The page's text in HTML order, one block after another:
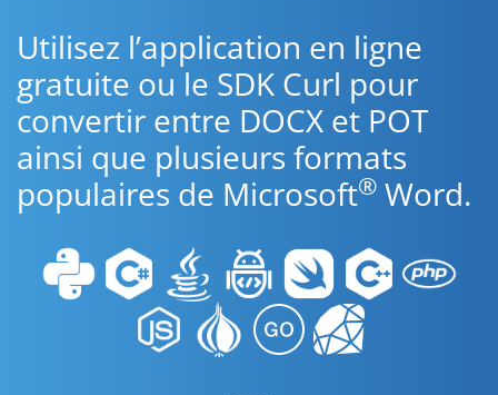
Utilisez l’application en ligne
gratuite ou le SDK Curl pour
convertir entre DOCX et POT
ainsi que plusieurs formats
populaires de Microsoft® Word.